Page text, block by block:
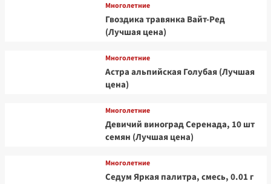
Многолетние
Гвоздика травянка Вайт-Ред
(Лучшая цена)
Многолетние
Астра альпийская Голубая (Лучшая
цена)
Многолетние
Девичий виноград Серенада, 10 шт
семян (Лучшая цена)
Многолетние
Седум Яркая палитра, смесь, 0.01 г